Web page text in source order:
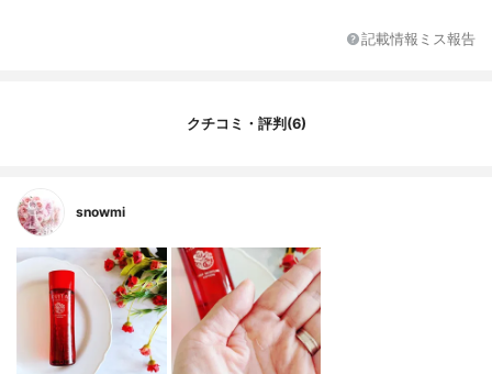
チルグルセス-20、ダマスクバラ花水、クエ
ス、水溶性コラーゲン、キュウリ果実エキ
ス、フェノキシエタノール
記載情報ミス報告
クチコミ・評判(6)
snowmi